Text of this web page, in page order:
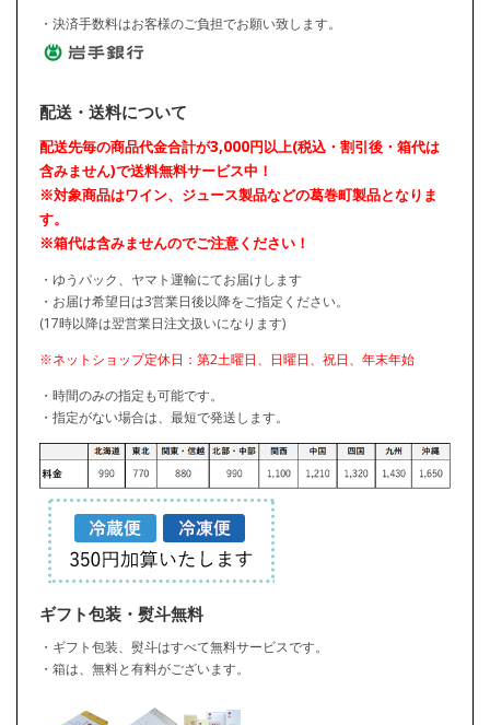
・決済手数料はお客様のご負担でお願い致します。
配送・送料について
配送先毎の商品代金合計が3,000円以上(税込・割引後・箱代は
含みません)で送料無料サービス中！
※対象商品はワイン、ジュース製品などの葛巻町製品となりま
す。
※箱代は含みませんのでご注意ください！
・ゆうパック、ヤマト運輸にてお届けします
・お届け希望日は3営業日後以降をご指定ください。
(17時以降は翌営業日注文扱いになります)
※ネットショップ定休日：第2土曜日、日曜日、祝日、年末年始
・時間のみの指定も可能です。
・指定がない場合は、最短で発送します。
ギフト包装・熨斗無料
・ギフト包装、熨斗はすべて無料サービスです。
・箱は、無料と有料がございます。